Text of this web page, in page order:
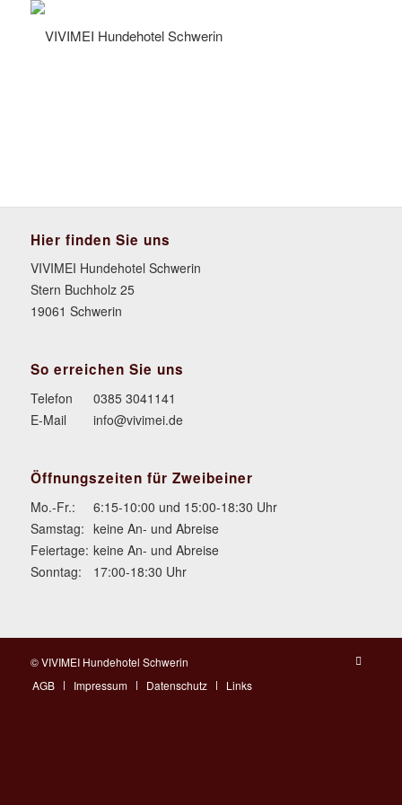
Hier finden Sie uns
VIVIMEI Hundehotel Schwerin
Stern Buchholz 25
19061 Schwerin
So erreichen Sie uns
Telefon
0385 3041141
E-Mail
info@vivimei.de
Öffnungszeiten für Zweibeiner
Mo.-Fr.:
6:15-10:00 und 15:00-18:30 Uhr
Samstag: keine An- und Abreise
Feiertage: keine An- und Abreise
Sonntag:
17:00-18:30 Uhr
© VIVIMEI Hundehotel Schwerin
AGB
Impressum Datenschutz Links